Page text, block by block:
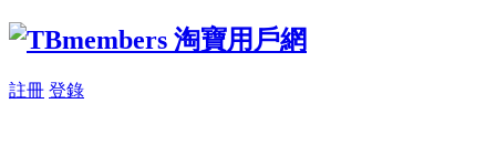
註冊 登錄